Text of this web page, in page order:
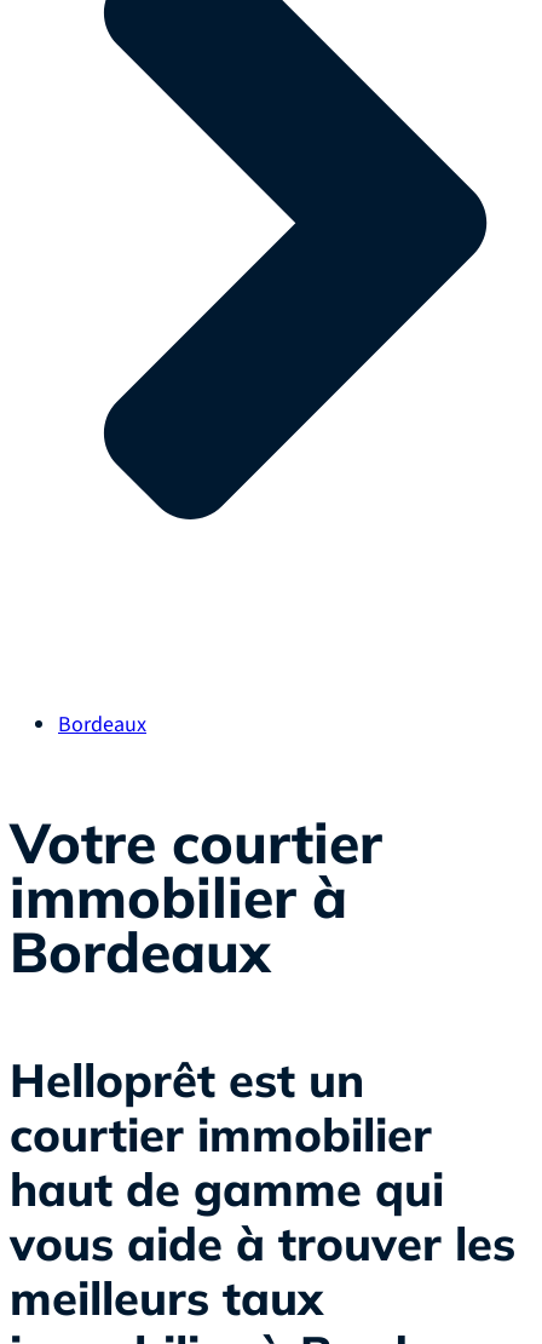
Bordeaux
Votre courtier
immobilier à
Bordeaux
Helloprêt est un
courtier immobilier
haut de gamme qui
vous aide à trouver les
meilleurs taux